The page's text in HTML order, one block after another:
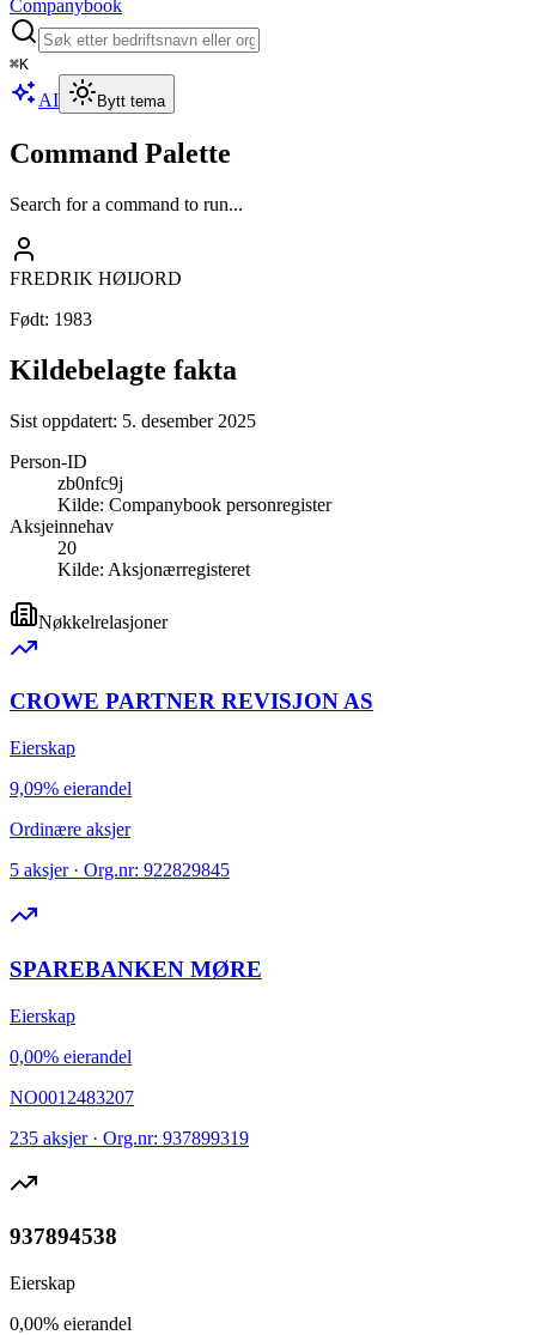
Companybook
⌘K
AI Bytt tema
Command Palette
Search for a command to run...
FREDRIK HØIJORD
Født: 1983
Kildebelagte fakta
Sist oppdatert: 5. desember 2025
Person-ID
zb0nfc9j
Kilde: Companybook personregister
Aksjeinnehav
20
Kilde: Aksjonærregisteret
Nøkkelrelasjoner
CROWE PARTNER REVISJON AS
Eierskap
9,09% eierandel
Ordinære aksjer
5 aksjer · Org.nr: 922829845
SPAREBANKEN MØRE
Eierskap
0,00% eierandel
NO0012483207
235 aksjer · Org.nr: 937899319
937894538
Eierskap
0,00% eierandel